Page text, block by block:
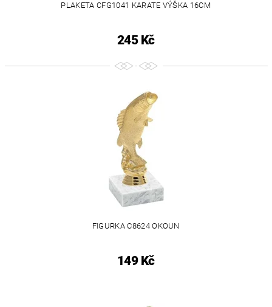
PLAKETA CFG1041 KARATE VÝŠKA 16CM
245 Kč
FIGURKA C8624 OKOUN
149 Kč